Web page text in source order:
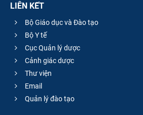
LIÊN KẾT
Bộ Giáo dục và Đào tạo
Bộ Y tế
Cục Quản lý dược
Cảnh giác dược
Thư viện
Email
Quản lý đào tạo